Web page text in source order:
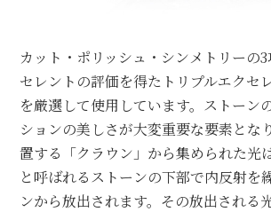
カット・ポリッシュ・シンメトリーの
セレントの評価を得たトリプルエクセ
を厳選して使用しています。 ストーン
ションの美しさが大変重要な要素とな
置する「クラウン」から集められた光
と呼ばれるストーンの下部で内反射を
ンから放出されます。 その放出される